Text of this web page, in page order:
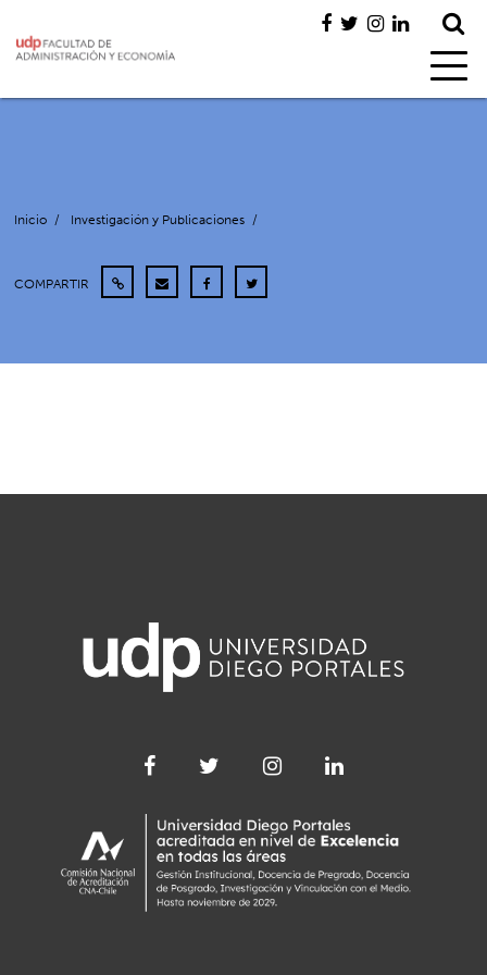
Inicio / Investigación y Publicaciones /
COMPARTIR